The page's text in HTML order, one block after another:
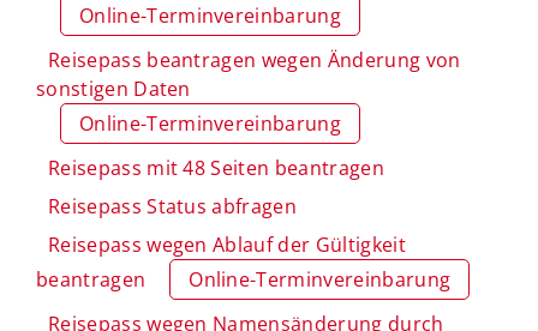
Online-Terminvereinbarung
Reisepass beantragen wegen Änderung von
sonstigen Daten
Online-Terminvereinbarung
Reisepass mit 48 Seiten beantragen
Reisepass Status abfragen
Reisepass wegen Ablauf der Gültigkeit
beantragen
Online-Terminvereinbarung
Reisepass wegen Namensänderung durch